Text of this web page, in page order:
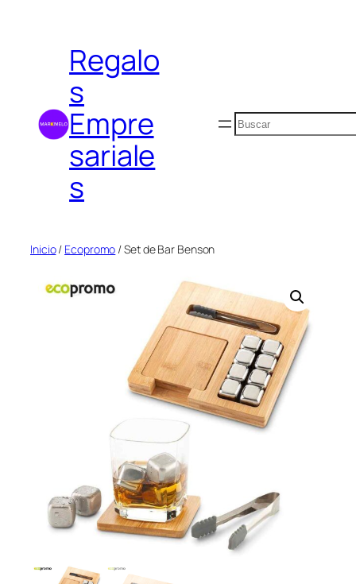
contenidoRegalo
s
Empre
sariale
s
Buscar
Inicio/ Ecopromo / Set de Bar Benson